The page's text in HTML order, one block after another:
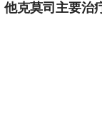
他克莫司主要治